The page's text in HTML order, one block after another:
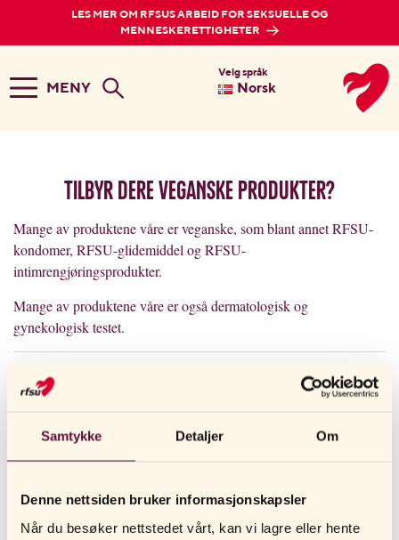
Samtykke Detaljer Om
Denne nettsiden bruker informasjonskapsler
Når du besøker nettstedet vårt, kan vi lagre eller hente
LES MER OM RFSUS ARBEID FOR SEKSUELLE OG
MENNESKERETTIGHETER
MENY
Velg språk
Norsk
Tilbyr dere veganske produkter?
Mange av produktene våre er veganske, som blant annet RFSU-
kondomer, RFSU-glidemiddel og RFSU-
intimrengjøringsprodukter.
Mange av produktene våre er også dermatologisk og
gynekologisk testet.
SIST OPPDATERT: 2018.12.12
ANDRE LESTE OGSÅ
Er glidemiddel, testere og kosttilskudd også laget i
Hennan eller hvor produseres de?